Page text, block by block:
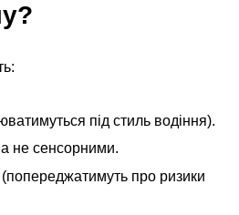
під стиль водіння).
не сенсорними.
про ризики